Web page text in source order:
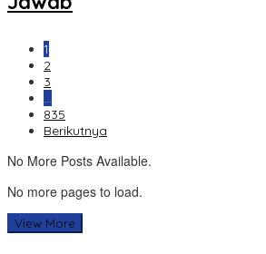
1
2
3
…
835
Berikutnya
No More Posts Available.
No more pages to load.
View More